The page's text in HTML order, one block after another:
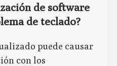
de software
de teclado?
puede causar
con los